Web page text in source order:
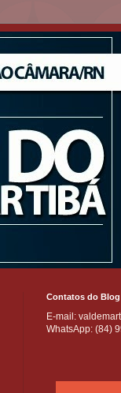
Contatos do Blog
E-mail:
WhatsApp: (84)